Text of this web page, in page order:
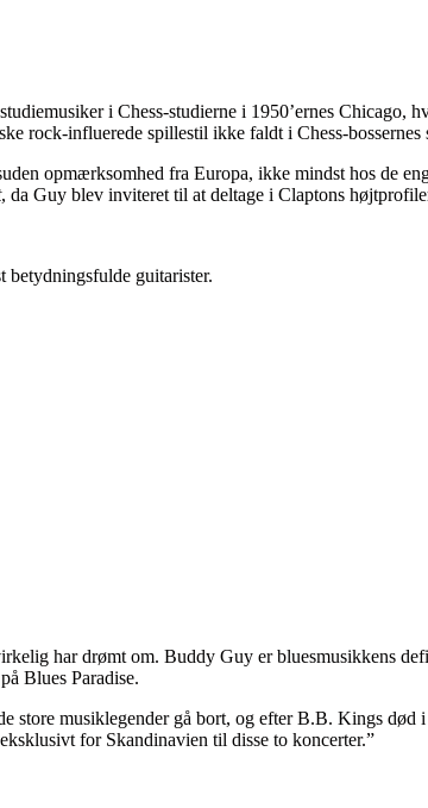
i Chess-studierne i 1950’ernes
rock-influerede spillestil ikke faldt i Chess-bossernes
opmærksomhed fra Europa, ikke mindst hos de
, da Guy blev inviteret til at deltage i Claptons
betydningsfulde guitarister.
har drømt om. Buddy Guy er bluesmusikkens
Blues Paradise.
store musiklegender gå bort, og efter B.B. Kings
for Skandinavien til disse to koncerter.”